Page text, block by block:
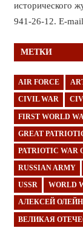
исторического
941-26-12. E-
МЕТКИ
AIR FORCE
CIVIL WAR
FIRST WORLD
GREAT
PATRIOTIC WAR
RUSSIAN ARMY
USSR WORLD
АЛЕКСЕЙ
ВЕЛИКАЯ